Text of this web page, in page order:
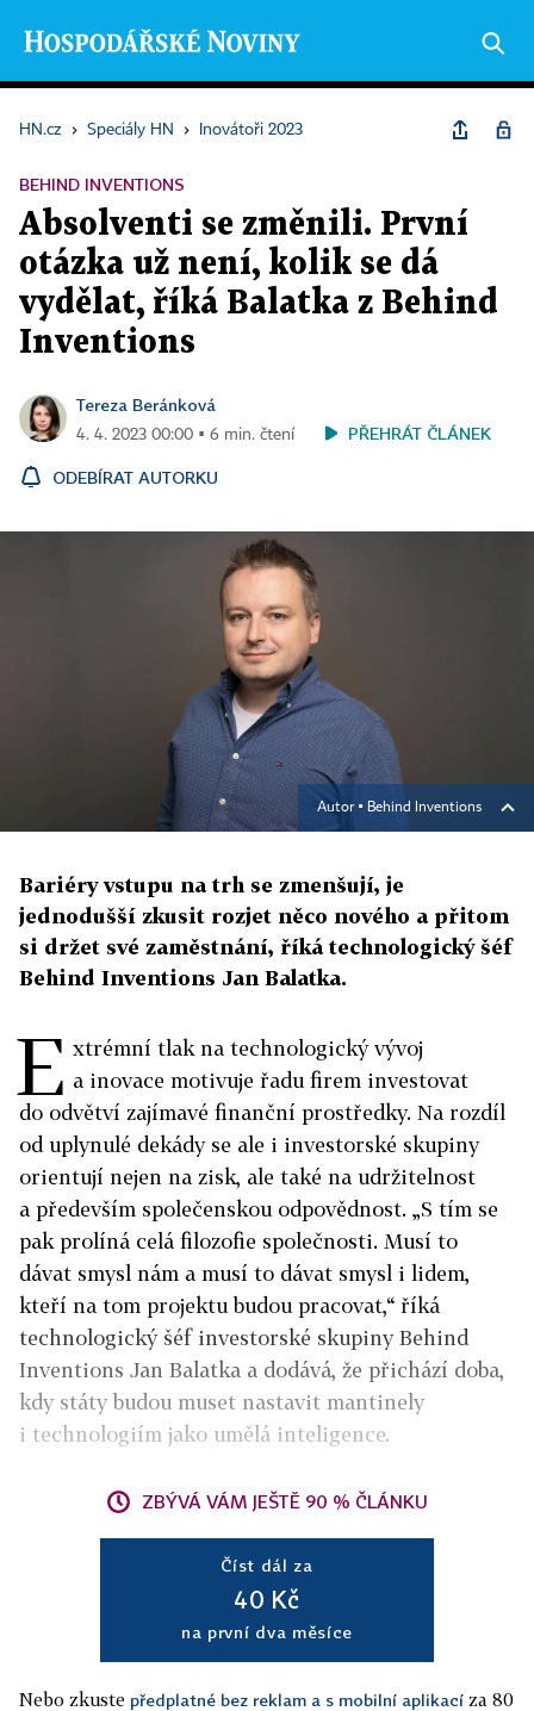
HN.cz › Speciály HN › Inovátoři 2023
BEHIND INVENTIONS
Absolventi se změnili. První
otázka už není, kolik se dá
vydělat, říká Balatka z Behind
Inventions
Tereza Beránková
4. 4. 2023 00:00 ▪ 6 min. čtení PŘEHRÁT ČLÁNEK
ODEBÍRAT AUTORKU
Autor ▪ Behind Inventions
Bariéry vstupu na trh se zmenšují, je
jednodušší zkusit rozjet něco nového a přitom
si držet své zaměstnání, říká technologický šéf
Behind Inventions Jan Balatka.
E xtrémní tlak na technologický vývoj
a inovace motivuje řadu firem investovat
do odvětví zajímavé finanční prostředky. Na rozdíl
od uplynulé dekády se ale i investorské skupiny
orientují nejen na zisk, ale také na udržitelnost
a především společenskou odpovědnost. „S tím se
pak prolíná celá filozofie společnosti. Musí to
dávat smysl nám a musí to dávat smysl i lidem,
kteří na tom projektu budou pracovat,“ říká
technologický šéf investorské skupiny Behind
Inventions Jan Balatka a dodává, že přichází doba,
kdy státy budou muset nastavit mantinely
i technologiím jako umělá inteligence.
ZBÝVÁ VÁM JEŠTĚ 90 % ČLÁNKU
Číst dál za
40 Kč
na první dva měsíce
Nebo zkuste předplatné bez reklam a s mobilní aplikací za 80